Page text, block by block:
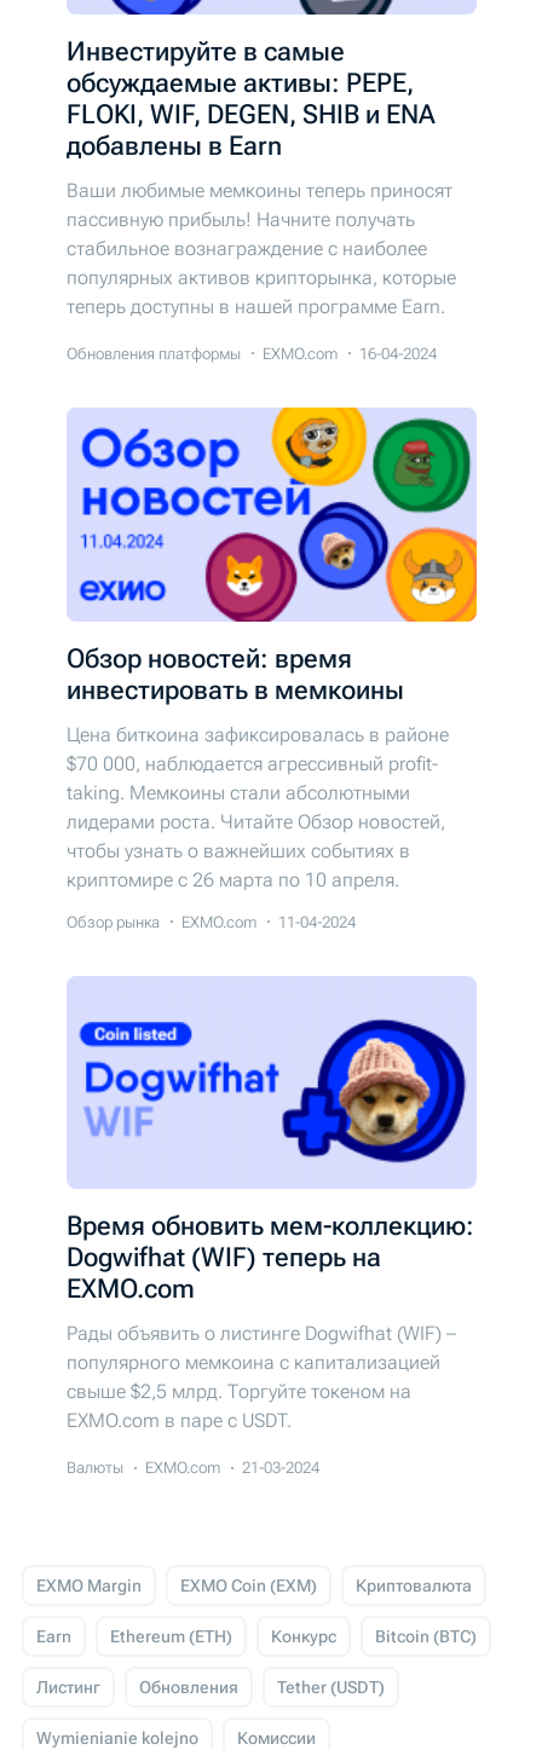
Инвестируйте в самые
обсуждаемые активы: PEPE,
FLOKI, WIF, DEGEN, SHIB и ENA
добавлены в Earn
Ваши любимые мемкоины теперь приносят
пассивную прибыль! Начните получать
стабильное вознаграждение с наиболее
популярных активов крипторынка, которые
теперь доступны в нашей программе Earn.
Обновления платформы EXMO.com 16-04-2024
Обзор новостей: время
инвестировать в мемкоины
Цена биткоина зафиксировалась в районе
$70 000, наблюдается агрессивный profit-
taking. Мемкоины стали абсолютными
лидерами роста. Читайте Обзор новостей,
чтобы узнать о важнейших событиях в
криптомире с 26 марта по 10 апреля.
Обзор рынка EXMO.com 11-04-2024
Время обновить мем-коллекцию:
Dogwifhat (WIF) теперь на
EXMO.com
Рады объявить о листинге Dogwifhat (WIF) –
популярного мемкоина с капитализацией
свыше $2,5 млрд. Торгуйте токеном на
EXMO.com в паре с USDT.
Валюты EXMO.com 21-03-2024
EXMO Margin EXMO Coin (EXM) Криптовалюта
Earn Ethereum (ETH) Конкурс Bitcoin (BTC)
Листинг Обновления Tether (USDT)
Wymienianie kolejno Комиссии